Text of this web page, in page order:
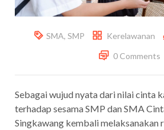
SMA, SMP Kerelawanan
0 Comments
Sebagai wujud nyata dari nilai cinta
terhadap sesama SMP dan SMA
Singkawang kembali melaksanakan